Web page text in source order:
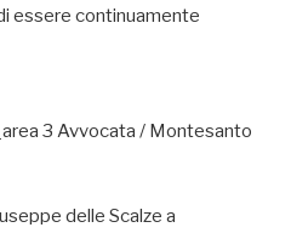
essere continuamente
3 Avvocata / Montesanto
delle Scalze a